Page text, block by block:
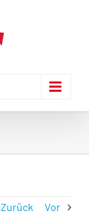
Zurück Vor